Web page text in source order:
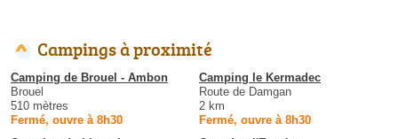
Campings à proximité
Camping de Brouel - Ambon
Brouel
510 mètres
Fermé, ouvre à 8h30
Camping le Kermadec
Route de Damgan
2 km
Fermé, ouvre à 8h30